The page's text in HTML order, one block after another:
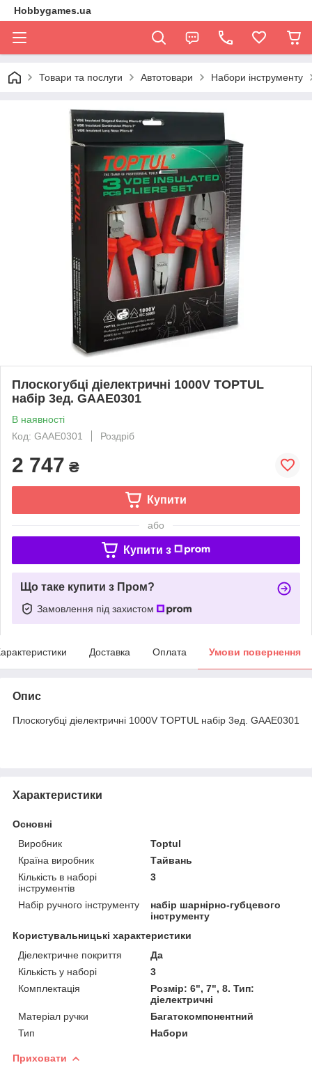
Hobbygames.ua
Товари та послуги Автотовари Набори інструменту
Плоскогубці діелектричні 1000V TOPTUL
набір 3ед. GAAE0301
В наявності
Код: GAAE0301
Роздріб
2 747 ₴
Купити
або
Купити з
Що таке купити з Пром?
Замовлення під захистом
Доставка Оплата Умови повернення
Опис
Плоскогубці діелектричні 1000V TOPTUL набір 3ед. GAAE0301
Характеристики
Основні
Виробник
Toptul
Країна виробник
Тайвань
Кількість в наборі
інструментів
3
Набір ручного інструменту
набір шарнірно-губцевого
інструменту
Користувальницькі характеристики
Діелектричне покриття
Да
Кількість у наборі
3
Комплектація
Розмір: 6", 7", 8. Тип:
діелектричні
Матеріал ручки
Багатокомпонентний
Тип
Набори
Приховати